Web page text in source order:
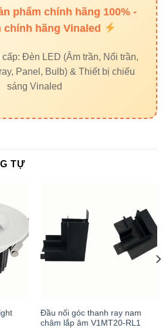
phẩm chính hãng 100% -
chính hãng Vinaled
Đèn LED (Âm trần, Nổi trần,
Panel, Bulb) & Thiết bị chiếu
sáng Vinaled
TỰ
Đầu nối góc thanh ray nam
châm lắp âm V1MT20-RL1